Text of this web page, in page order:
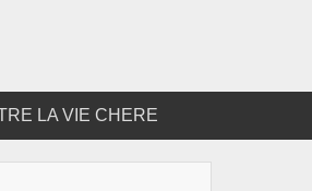
LA VIE CHERE